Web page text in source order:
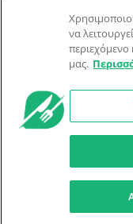
Υποβολή
Φόρμα
© Dorpon • Μηχανή
Προστασία
Ο βοηθός
να
μας.